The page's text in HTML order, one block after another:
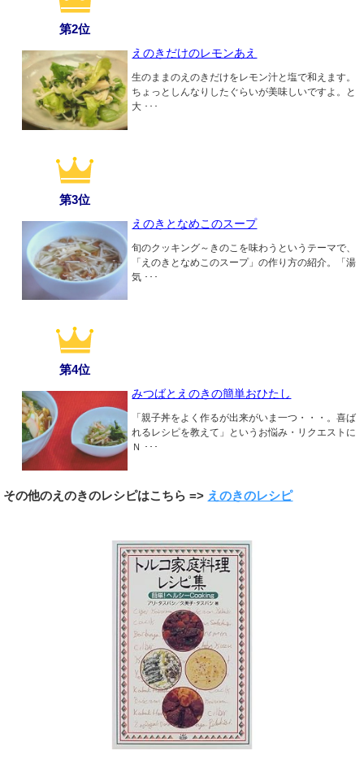
第2位
えのきだけのレモンあえ
生のままのえのきだけをレモン汁と塩で和えます。
ちょっとしんなりしたぐらいが美味しいですよ。と
大 ･･･
第3位
えのきとなめこのスープ
旬のクッキング～きのこを味わうというテーマで、
「えのきとなめこのスープ」の作り方の紹介。「湯
気 ･･･
第4位
みつばとえのきの簡単おひたし
「親子丼をよく作るが出来がいま一つ・・・。喜ば
れるレシピを教えて」というお悩み・リクエストに
Ｎ ･･･
その他のえのきのレシピはこちら => えのきのレシピ